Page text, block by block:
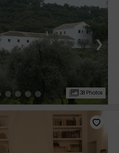
›
38 Photos